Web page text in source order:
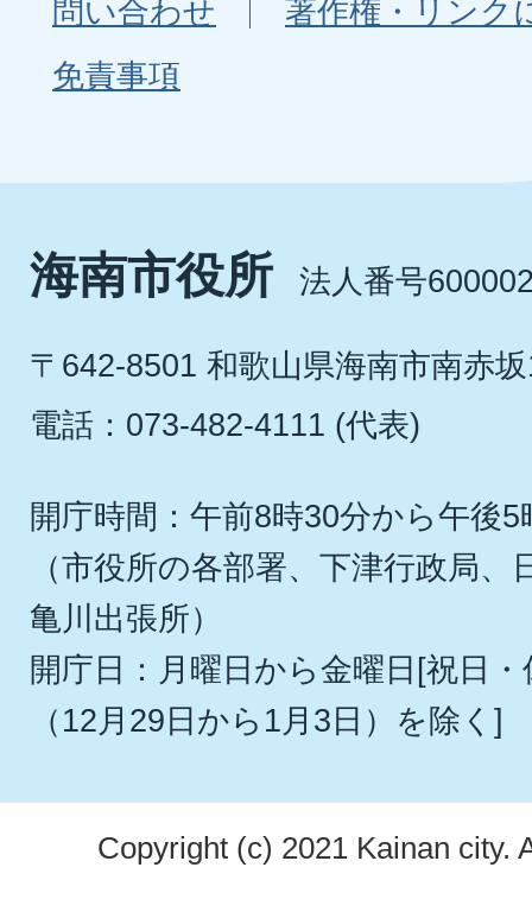
問い合わせ
著作権・リンク
免責事項
海南市役所 法人番号
〒642-8501 和歌山県海南市南赤
電話：073-482-4111 (代表)
開庁時間：午前8時30分から午後5
（市役所の各部署、下津行政局
亀川出張所）
開庁日：月曜日から金曜日[祝日
（12月29日から1月3日）を除く]
Copyright (c) 2021 Kainan city.